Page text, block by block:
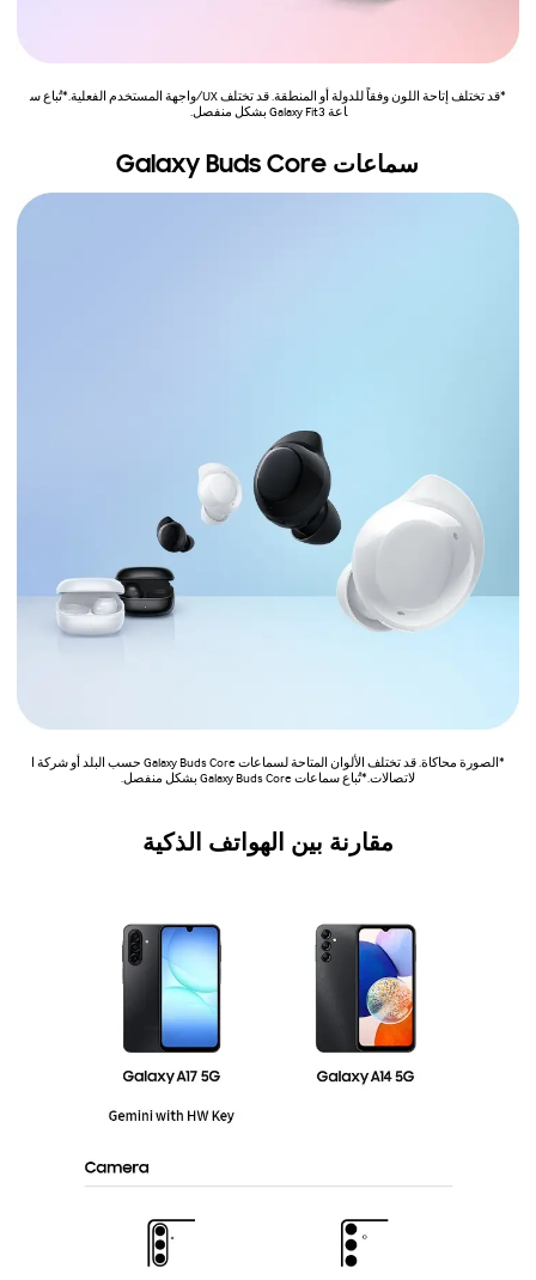
*قد تختلف إتاحة اللون وفقاً للدولة أو المنطقة. قد تختلف UX/واجهة المستخدم الفعلية.*تُباع س
اعة Galaxy Fit3 بشكل منفصل.
سماعات Galaxy Buds Core
*الصورة محاكاة. قد تختلف الألوان المتاحة لسماعات Galaxy Buds Core حسب البلد أو شركة ا
لاتصالات.*تُباع سماعات Galaxy Buds Core بشكل منفصل.
مقارنة بين الهواتف الذكية